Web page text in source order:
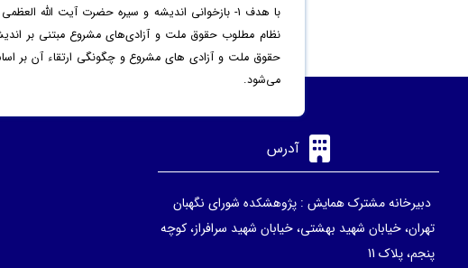
حقوق ملت و آزادی های مشروع و چگونگی ارتقاء آن بر
می‌شود.
آدرس
دبیرخانه مشترک همایش : پژوهشکده شورای نگهبان
تهران، خیابان شهید بهشتی، خیابان شهید سرافراز، کوچه
پنجم، پلاک 11